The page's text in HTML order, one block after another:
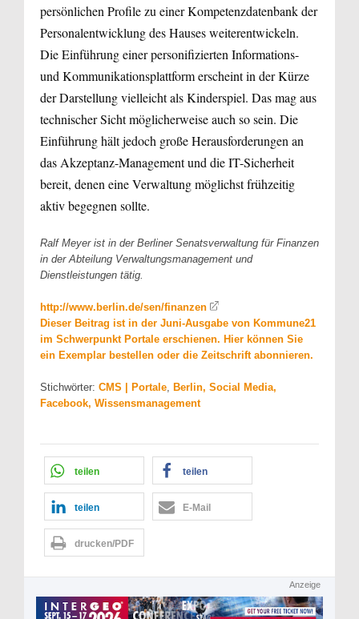
persönlichen Profile zu einer Kompetenzdatenbank der
Personalentwicklung des Hauses weiterentwickeln.
Die Einführung einer personifizierten Informations-
und Kommunikationsplattform erscheint in der Kürze
der Darstellung vielleicht als Kinderspiel. Das mag aus
technischer Sicht möglicherweise auch so sein. Die
Einführung hält jedoch große Herausforderungen an
das Akzeptanz-Management und die IT-Sicherheit
bereit, denen eine Verwaltung möglichst frühzeitig
aktiv begegnen sollte.
Ralf Meyer ist in der Berliner Senatsverwaltung für Finanzen
in der Abteilung Verwaltungsmanagement und
Dienstleistungen tätig.
http://www.berlin.de/sen/finanzen
Dieser Beitrag ist in der Juni-Ausgabe von Kommune21
im Schwerpunkt Portale erschienen. Hier können Sie
ein Exemplar bestellen oder die Zeitschrift abonnieren.
Stichwörter: CMS | Portale Berlin, Social Media,
Facebook, Wissensmanagement
teilen teilen
teilen E-Mail
drucken/PDF
Anzeige